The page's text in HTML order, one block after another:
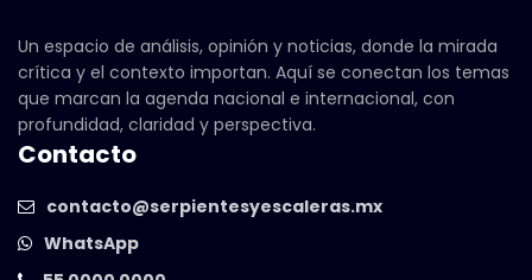
Un espacio de análisis, opinión y noticias, donde la mirada
crítica y el contexto importan. Aquí se conectan los temas
que marcan la agenda nacional e internacional, con
profundidad, claridad y perspectiva.
Contacto
contacto@serpientesyescaleras.mx
WhatsApp